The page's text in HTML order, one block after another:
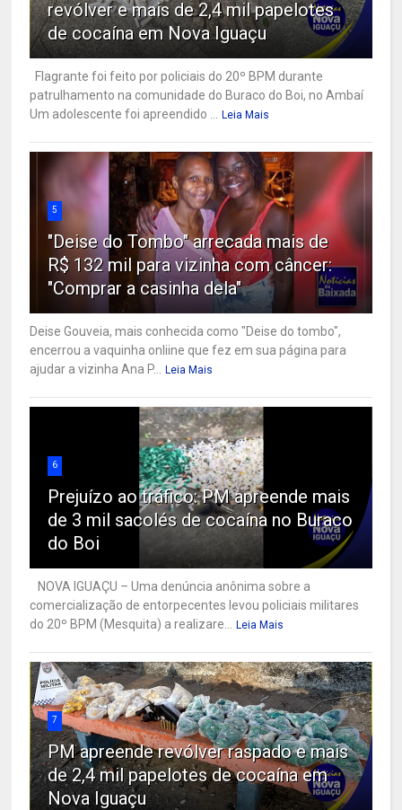
revólver e mais de 2,4 mil papelotes
de cocaína em Nova Iguaçu
Flagrante foi feito por policiais do 20º BPM durante
patrulhamento na comunidade do Buraco do Boi, no Ambaí
Um adolescente foi apreendido ...
Leia Mais
5
"Deise do Tombo" arrecada mais de
R$ 132 mil para vizinha com câncer:
"Comprar a casinha dela"
Deise Gouveia, mais conhecida como "Deise do tombo",
encerrou a vaquinha onliine que fez em sua página para
ajudar a vizinha Ana P...
Leia Mais
6
Prejuízo ao tráfico: PM apreende mais
de 3 mil sacolés de cocaína no Buraco
do Boi
NOVA IGUAÇU – Uma denúncia anônima sobre a
comercialização de entorpecentes levou policiais militares
do 20º BPM (Mesquita) a realizare...
Leia Mais
7
PM apreende revólver raspado e mais
de 2,4 mil papelotes de cocaína em
Nova Iguaçu